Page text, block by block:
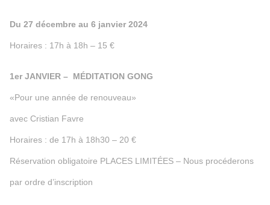
Du 27 décembre au 6 janvier 2024
Horaires : 17h à 18h – 15 €
1er JANVIER – MÉDITATION GONG
«Pour une année de renouveau»
avec Cristian Favre
Horaires : de 17h à 18h30 – 20 €
Réservation obligatoire PLACES LIMITÉES – Nous procéderons
par ordre d’inscription